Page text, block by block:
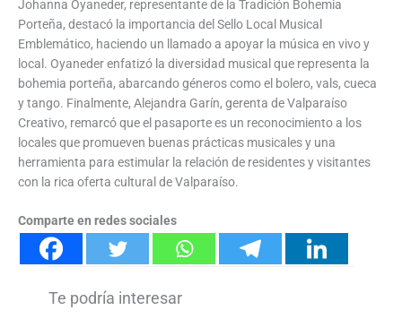
Johanna Oyaneder, representante de la Tradición Bohemia
Porteña, destacó la importancia del Sello Local Musical
Emblemático, haciendo un llamado a apoyar la música en vivo y
local. Oyaneder enfatizó la diversidad musical que representa la
bohemia porteña, abarcando géneros como el bolero, vals, cueca
y tango. Finalmente, Alejandra Garín, gerenta de Valparaíso
Creativo, remarcó que el pasaporte es un reconocimiento a los
locales que promueven buenas prácticas musicales y una
herramienta para estimular la relación de residentes y visitantes
con la rica oferta cultural de Valparaíso.
Comparte en redes sociales